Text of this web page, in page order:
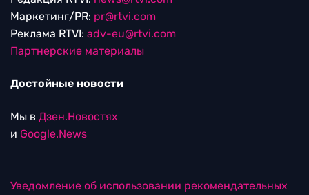
Маркетинг/PR: pr@rtvi.com
Реклама RTVI: adv-eu@rtvi.com
Партнерские материалы
Достойные новости
Мы в Дзен.Новостях
и Google.News
Уведомление об использовании рекомендательных